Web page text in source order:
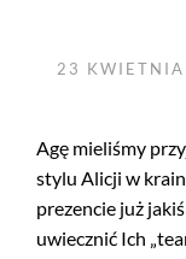
23
Agę mieliśmy
stylu Alicji w
prezencie już
uwiecznić Ich